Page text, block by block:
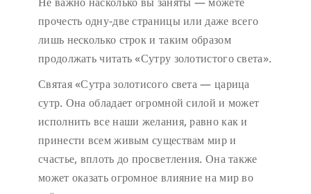
прочесть одну-две страницы или даже всего
лишь несколько строк и таким образом
продолжать читать «Сутру золотистого света».
Святая «Сутра золотисого света — царица
сутр. Она обладает огромной силой и может
исполнить все наши желания, равно как и
принести всем живым существам мир и
счастье, вплоть до просветления. Она также
может оказать огромное влияние на мир во